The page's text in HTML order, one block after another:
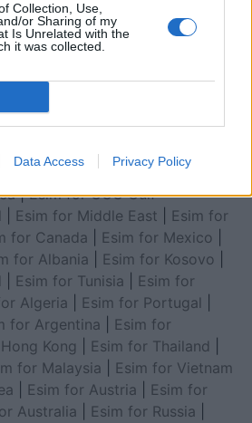
Collection, Use,
or Sharing of my
Is Unrelated with the
it was collected.
Data Access Privacy Policy
for Europe|Esim for Caribbean
|Esim for Greece|Esim
Cup 2026
|Esim for United Arab
Esim for Morocco
Kingdom Esim for Africa
|Esim for GCC Gulf
Esim for Middle East
Esim for
for Canada Esim for Mexico
for Albania Esim for Kosovo
Esim for Tunisia
Esim for
Algeria Esim for Portugal
for Argentina
Esim for
Kong Esim for Thailand
for Malaysia
Esim for Vietnam
Esim for Austria
Esim for
Australia Esim for Russia